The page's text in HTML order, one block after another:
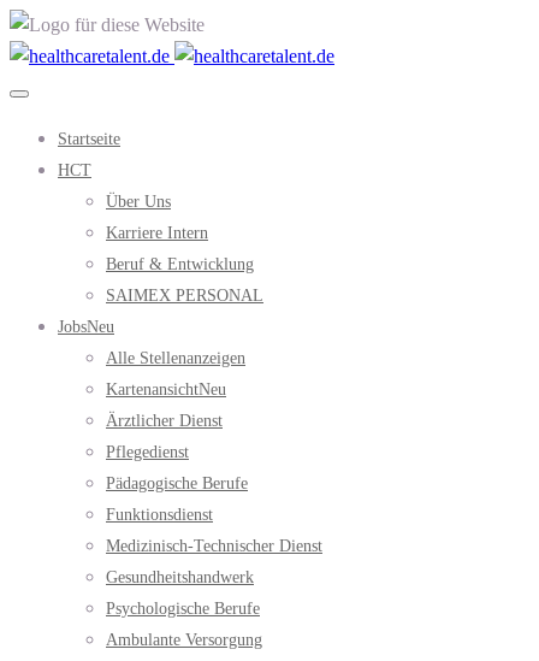
Startseite
HCT
Über Uns
Karriere Intern
Beruf & Entwicklung
SAIMEX PERSONAL
JobsNeu
Alle Stellenanzeigen
KartenansichtNeu
Ärztlicher Dienst
Pflegedienst
Pädagogische Berufe
Funktionsdienst
Medizinisch-Technischer Dienst
Gesundheitshandwerk
Psychologische Berufe
Ambulante Versorgung